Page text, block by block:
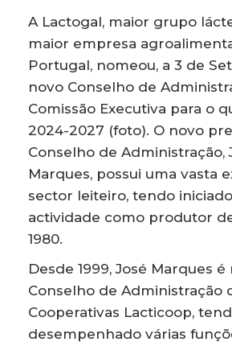
A Lactogal, maior grupo
maior empresa
Portugal, nomeou, a 3 de
novo Conselho de
Comissão Executiva para o
2024-2027 (foto). O novo
Conselho de Administração,
Marques, possui uma vasta
sector leiteiro, tendo
actividade como produtor
1980.
Desde 1999, José Marques
Conselho de Administração
Cooperativas Lacticoop,
desempenhado várias